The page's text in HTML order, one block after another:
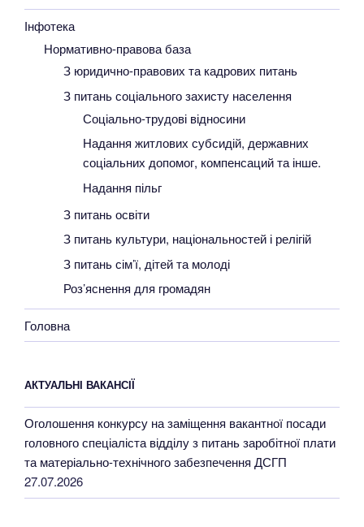
Інфотека
Нормативно-правова база
З юридично-правових та кадрових питань
З питань соціального захисту населення
Соціально-трудові відносини
Надання житлових субсидій, державних
соціальних допомог, компенсаций та інше.
Надання пільг
З питань освіти
З питань культури, національностей і релігій
З питань сім’ї, дітей та молоді
Роз’яснення для громадян
Головна
АКТУАЛЬНІ ВАКАНСІЇ
Оголошення конкурсу на заміщення вакантної посади
головного спеціаліста відділу з питань заробітної плати
та матеріально-технічного забезпечення ДСГП
27.07.2026